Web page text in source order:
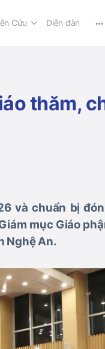
Cứu Diễn đàn
thăm,
và chuẩn bị
mục Giáo
Nghệ An.